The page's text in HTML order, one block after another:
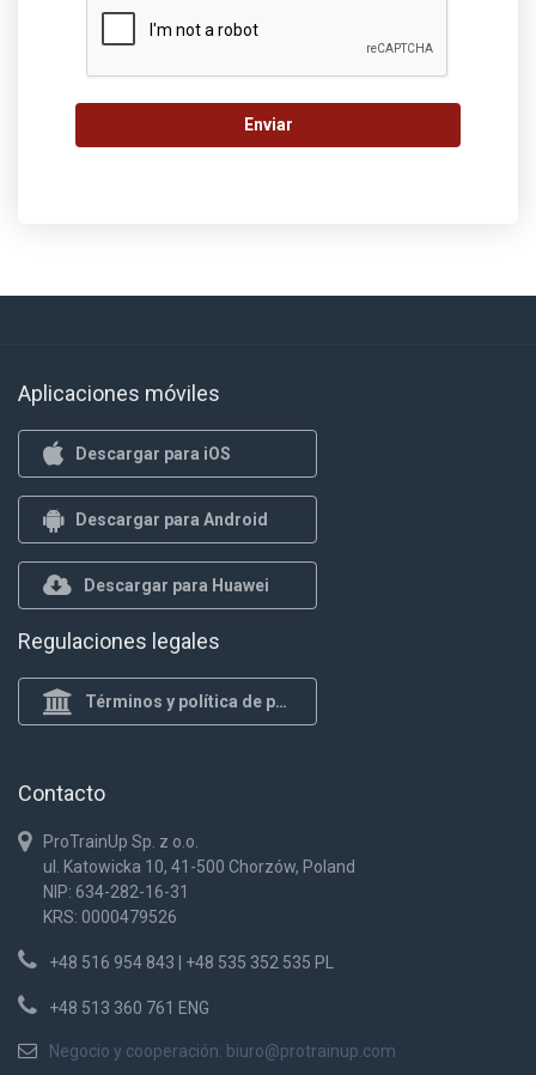
Enviar
Aplicaciones móviles
Descargar para iOS
Descargar para Android
Descargar para Huawei
Regulaciones legales
Términos y política de privacidad
Contacto
ProTrainUp Sp. z o.o.
ul. Katowicka 10, 41-500 Chorzów, Poland
NIP: 634-282-16-31
KRS: 0000479526
+48 516 954 843 | +48 535 352 535 PL
+48 513 360 761 ENG
Negocio y cooperación: biuro@protrainup.com